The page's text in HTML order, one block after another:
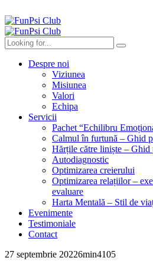
Despre noi
Viziunea
Misiunea
Valori
Echipa
Servicii
Pachet “Echilibru
Calmul în furtună – Ghid
Hărțile către liniște – Ghid
Autodiagnostic
Optimizarea creierului
Optimizarea relațiilor –
evaluare
Harta Mentală – Stil de
Evenimente
Testimoniale
Contact
27 septembrie 20226min4105